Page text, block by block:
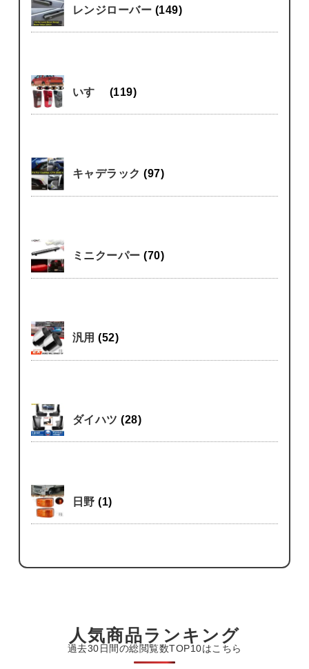
レンジローバー (149)
いすゞ (119)
キャデラック(97)
ミニクーパー(70)
汎用(52)
ダイハツ(28)
日野(1)
人気商品ランキング
過去30日間の総閲覧数TOP10はこちら